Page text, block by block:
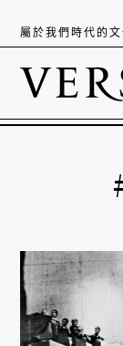
屬於我們時代的